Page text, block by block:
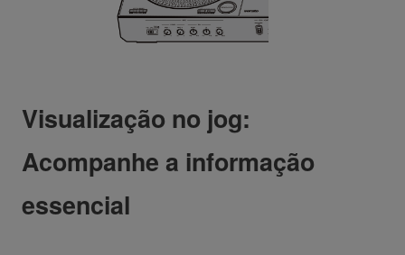
Visualização no jog:
Acompanhe a informação
essencial